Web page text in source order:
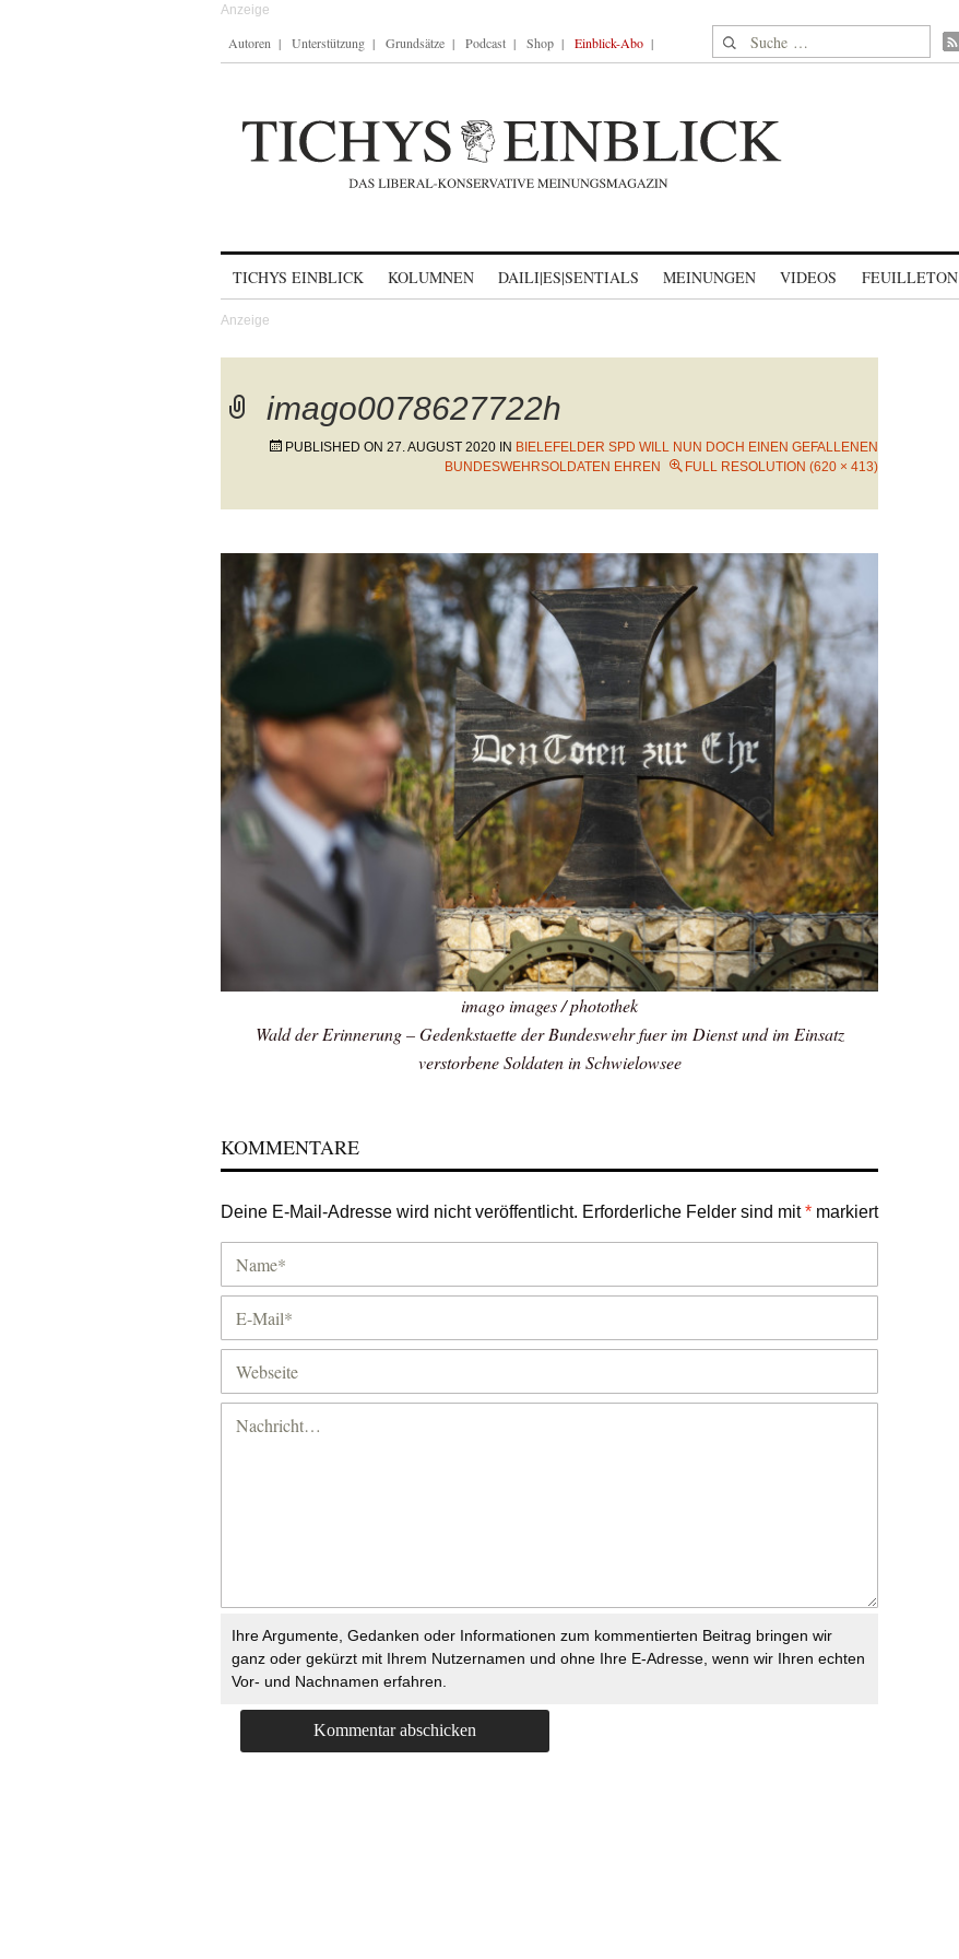
Autoren Unterstützung Grundsätze Podcast Shop Einblick-Abo Suche nach:
TICHYS EINBLICK KOLUMNEN DAILI|ES|SENTIALS MEINUNGEN VIDEOS FEUILLETON
imago0078627722h
PUBLISHED ON 27. AUGUST 2020 IN BIELEFELDER SPD WILL NUN DOCH EINEN GEFALLENEN
BUNDESWEHRSOLDATEN EHREN
FULL RESOLUTION (620 × 413)
imago images / photothek
Wald der Erinnerung – Gedenkstaette der Bundeswehr fuer im Dienst und im Einsatz
verstorbene Soldaten in Schwielowsee
KOMMENTARE
Deine E-Mail-Adresse wird nicht veröffentlicht. Erforderliche Felder sind mit* markiert
Ihre Argumente, Gedanken oder Informationen zum kommentierten Beitrag bringen wir
ganz oder gekürzt mit Ihrem Nutzernamen und ohne Ihre E-Adresse, wenn wir Ihren echten
Vor- und Nachnamen erfahren.